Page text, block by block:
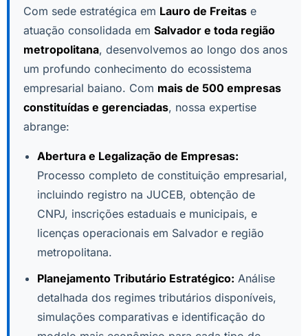
Com sede estratégica em Lauro de Freitas e
atuação consolidada em Salvador e toda região
metropolitana, desenvolvemos ao longo dos anos
um profundo conhecimento do ecossistema
empresarial baiano. Com mais de 500 empresas
constituídas e gerenciadas, nossa expertise
abrange:
Abertura e Legalização de Empresas:
Processo completo de constituição empresarial,
incluindo registro na JUCEB, obtenção de
CNPJ, inscrições estaduais e municipais, e
licenças operacionais em Salvador e região
metropolitana.
Planejamento Tributário Estratégico: Análise
detalhada dos regimes tributários disponíveis,
simulações comparativas e identificação do